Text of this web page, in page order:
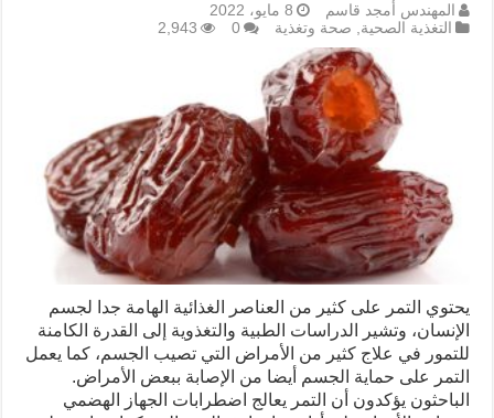
المهندس أمجد قاسم
8 مايو، 2022
التغذية الصحية
صحة وتغذية 0
2,943
يحتوي التمر على كثير من العناصر الغذائية الهامة جدا لجسم
الإنسان، وتشير الدراسات الطبية والتغذوية إلى القدرة الكامنة
للتمور في علاج كثير من الأمراض التي تصيب الجسم، كما يعمل
التمر على حماية الجسم أيضا من الإصابة ببعض الأمراض.
الباحثون يؤكدون أن التمر يعالج اضطرابات الجهاز الهضمي